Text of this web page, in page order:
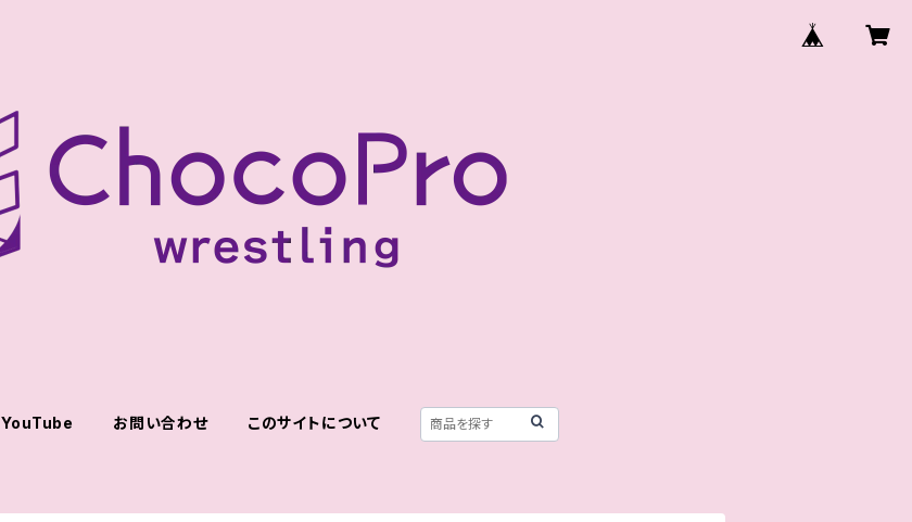
YouTube お問い合わせ このサイトについて